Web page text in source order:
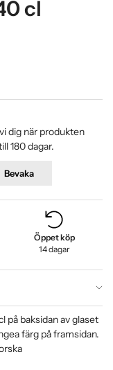
cl
dig när produkten
180 dagar.
Bevaka
Öppet köp
14 dagar
på baksidan av glaset
färg på framsidan.